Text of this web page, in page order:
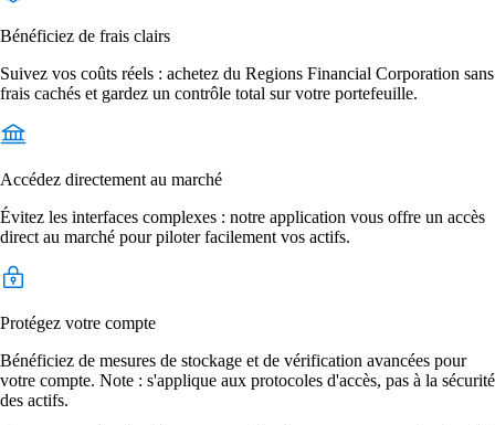
Bénéficiez de frais clairs
Suivez vos coûts réels : achetez du Regions Financial Corporation sans
frais cachés et gardez un contrôle total sur votre portefeuille.
Accédez directement au marché
Évitez les interfaces complexes : notre application vous offre un accès
direct au marché pour piloter facilement vos actifs.
Protégez votre compte
Bénéficiez de mesures de stockage et de vérification avancées pour
votre compte. Note : s'applique aux protocoles d'accès, pas à la sécurité
des actifs.